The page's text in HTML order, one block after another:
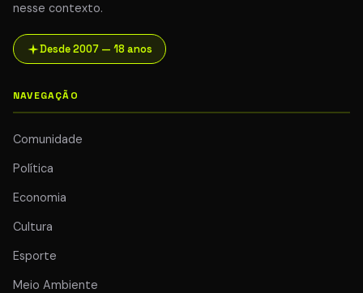
nesse contexto.
Desde 2007 — 18 anos
NAVEGAÇÃO
Comunidade
Política
Economia
Cultura
Esporte
Meio Ambiente